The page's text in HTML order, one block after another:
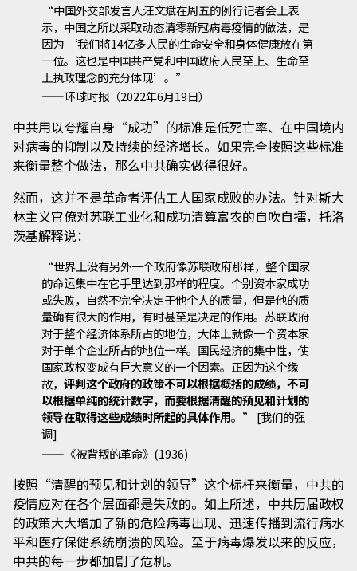
“中国外交部发言人汪文斌在周五的例行记者会上表
示，中国之所以采取动态清零新冠病毒疫情的做法，是
因为 ‘我们将14亿多人民的生命安全和身体健康放在第
一位。这也是中国共产党和中国政府人民至上、生命至
上执政理念的充分体现’。”
——环球时报（2022年6月19日）
中共用以夸耀自身“成功”的标准是低死亡率、在中国境内
对病毒的抑制以及持续的经济增长。如果完全按照这些标准
来衡量整个做法，那么中共确实做得很好。
然而，这并不是革命者评估工人国家成败的办法。针对斯大
林主义官僚对苏联工业化和成功清算富农的自吹自擂，托洛
茨基解释说：
“世界上没有另外一个政府像苏联政府那样，整个国家
的命运集中在它手里达到那样的程度。个别资本家成功
或失败，自然不完全决定于他个人的质量，但是他的质
量确有很大的作用，有时甚至是决定的作用。苏联政府
对于整个经济体系所占的地位，大体上就像一个资本家
对于单个企业所占的地位一样。国民经济的集中性，使
国家政权变成有巨大意义的一个因素。正因为这个缘
故， 评判这个政府的政策不可以根据概括的成绩，不可
以根据单纯的统计数字，而要根据清醒的预见和计划的
领导在取得这些成绩时所起的具体作用。” [我们的强
调]
——《被背叛的革命》(1936)
按照“清醒的预见和计划的领导”这个标杆来衡量，中共的
疫情应对在各个层面都是失败的。如上所述，中共历届政权
的政策大大增加了新的危险病毒出现、迅速传播到流行病水
平和医疗保健系统崩溃的风险。至于病毒爆发以来的反应，
中共的每一步都加剧了危机。